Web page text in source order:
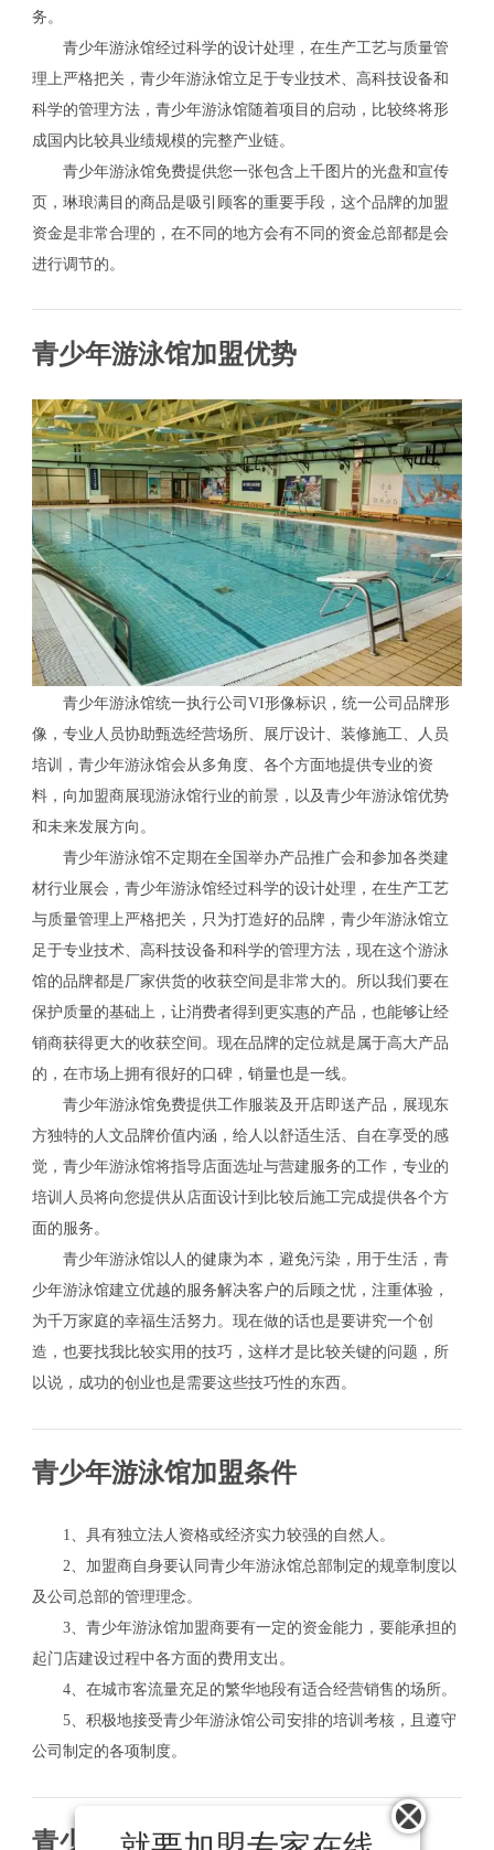
务。
青少年游泳馆经过科学的设计处理，在生产工艺与质量管
理上严格把关，青少年游泳馆立足于专业技术、高科技设备和
科学的管理方法，青少年游泳馆随着项目的启动，比较终将形
成国内比较具业绩规模的完整产业链。
青少年游泳馆免费提供您一张包含上千图片的光盘和宣传
页，琳琅满目的商品是吸引顾客的重要手段，这个品牌的加盟
资金是非常合理的，在不同的地方会有不同的资金总部都是会
进行调节的。
青少年游泳馆加盟优势
青少年游泳馆统一执行公司VI形像标识，统一公司品牌形
像，专业人员协助甄选经营场所、展厅设计、装修施工、人员
培训，青少年游泳馆会从多角度、各个方面地提供专业的资
料，向加盟商展现游泳馆行业的前景，以及青少年游泳馆优势
和未来发展方向。
青少年游泳馆不定期在全国举办产品推广会和参加各类建
材行业展会，青少年游泳馆经过科学的设计处理，在生产工艺
与质量管理上严格把关，只为打造好的品牌，青少年游泳馆立
足于专业技术、高科技设备和科学的管理方法，现在这个游泳
馆的品牌都是厂家供货的收获空间是非常大的。所以我们要在
保护质量的基础上，让消费者得到更实惠的产品，也能够让经
销商获得更大的收获空间。现在品牌的定位就是属于高大产品
的，在市场上拥有很好的口碑，销量也是一线。
青少年游泳馆免费提供工作服装及开店即送产品，展现东
方独特的人文品牌价值内涵，给人以舒适生活、自在享受的感
觉，青少年游泳馆将指导店面选址与营建服务的工作，专业的
培训人员将向您提供从店面设计到比较后施工完成提供各个方
面的服务。
青少年游泳馆以人的健康为本，避免污染，用于生活，青
少年游泳馆建立优越的服务解决客户的后顾之忧，注重体验，
为千万家庭的幸福生活努力。现在做的话也是要讲究一个创
造，也要找我比较实用的技巧，这样才是比较关键的问题，所
以说，成功的创业也是需要这些技巧性的东西。
青少年游泳馆加盟条件
1、具有独立法人资格或经济实力较强的自然人。
2、加盟商自身要认同青少年游泳馆总部制定的规章制度以
及公司总部的管理理念。
3、青少年游泳馆加盟商要有一定的资金能力，要能承担的
起门店建设过程中各方面的费用支出。
4、在城市客流量充足的繁华地段有适合经营销售的场所。
5、积极地接受青少年游泳馆公司安排的培训考核，且遵守
公司制定的各项制度。
青少年游泳馆加盟流程